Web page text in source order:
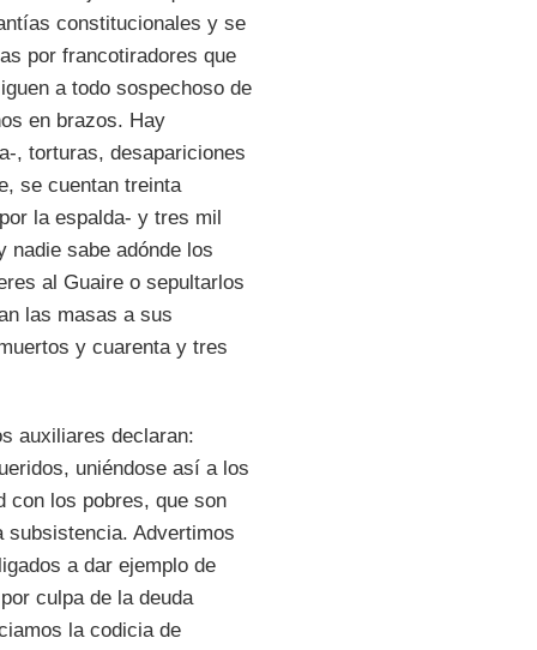
constitucionales y se
por francotiradores que
a todo sospechoso de
en brazos. Hay
, torturas, desapariciones
se cuentan treinta
la espalda- y tres mil
nadie sabe adónde los
al Guaire o sepultarlos
las masas a sus
y cuarenta y tres
auxiliares declaran:
uniéndose así a los
con los pobres, que son
subsistencia. Advertimos
a dar ejemplo de
culpa de la deuda
la codicia de